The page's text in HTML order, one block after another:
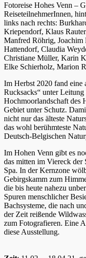
Fotoreise Hohes Venn –
ReiseteilnehmerInnen,
links nach rechts:
Kriependorf, Klaus
Manfred Röhrig, Joachim
Hattendorf, Claudia
Christiane Müller, Karin
Elke Schierholz, Marion
Im Herbst 2020 fand eine
Rucksacks“ unter
Hochmoorlandschaft des
Gebiet unter Schutz.
nicht nur das älteste
das wohl berühmteste
Deutsch-Belgischen
Im Hohen Venn gibt es
das mitten im Viereck der
Spa. In der Kernzone
Gebirgskamm zum
die bis heute nahezu
Spuren menschlicher
Bachsysteme, die nach
der Zeit reißende
zum Fotografieren. Eine
diese Ausstellung.